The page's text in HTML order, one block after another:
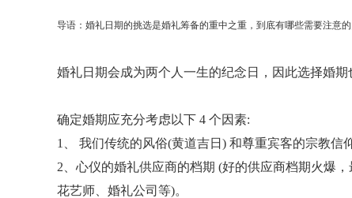
导语： 婚礼日期的挑选是婚礼筹备的重中之重，到底有哪些需要注意
婚礼日期会成为两个人一生的纪念日，因此选择婚
确定婚期应充分考虑以下 4 个因素:
1、 我们传统的风俗(黄道吉日) 和尊重宾客的宗教信仰
2、心仪的婚礼供应商的档期 (好的供应商档期火爆
花艺师、婚礼公司等)。